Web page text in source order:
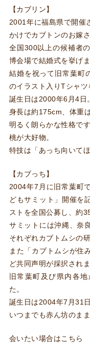
【カブリン】
2001年に福島県で開催
かけでカブトンのお嫁
全国300以上の候補者
博会場で結婚式を挙げま
結婚を祝って旧常葉町
のイラスト入りTシャツ
誕生日は2000年6月4日。
身長は約175cm、体重は
明るく朗らかな性格です
桃が大好物。
特技は「あっち向いてほ
【カブっち】
2004年7月に旧常葉町
どもサミット」開催を
ストを全国公募し、約
サミットには沖縄、奈
それぞれカブトムシの
また「カブトムシが住
ど共同声明が採択されま
旧常葉町及び県内各
た。
誕生日は2004年7月31日
いつまでも赤ん坊のま
会いたい場合はこちら